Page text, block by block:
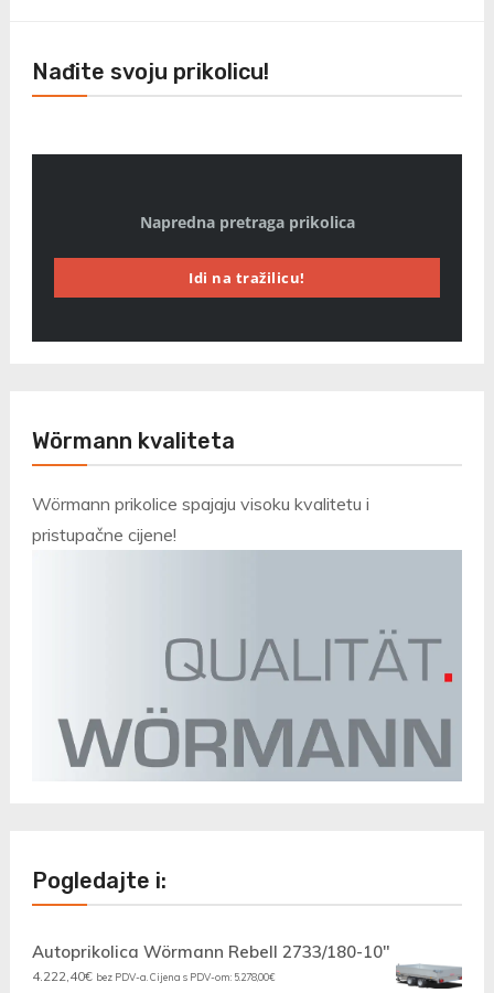
Nađite svoju prikolicu!
Napredna pretraga prikolica
Idi na tražilicu!
Wörmann kvaliteta
Wörmann prikolice spajaju visoku kvalitetu i
pristupačne cijene!
Pogledajte i:
Autoprikolica Wörmann Rebell 2733/180-10"
4.222,40€ bez PDV-a. Cijena s PDV-om: 5.278,00€